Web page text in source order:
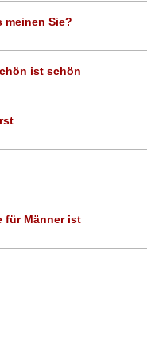
meinen Sie?
ist schön
für Männer ist